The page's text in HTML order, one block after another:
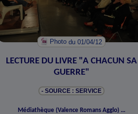
Photodu 01/04/12
LECTURE DU LIVRE "A CHACUN SA
GUERRE"
- SOURCE : SERVICE
Médiathèque (Valence Romans Agglo) ...